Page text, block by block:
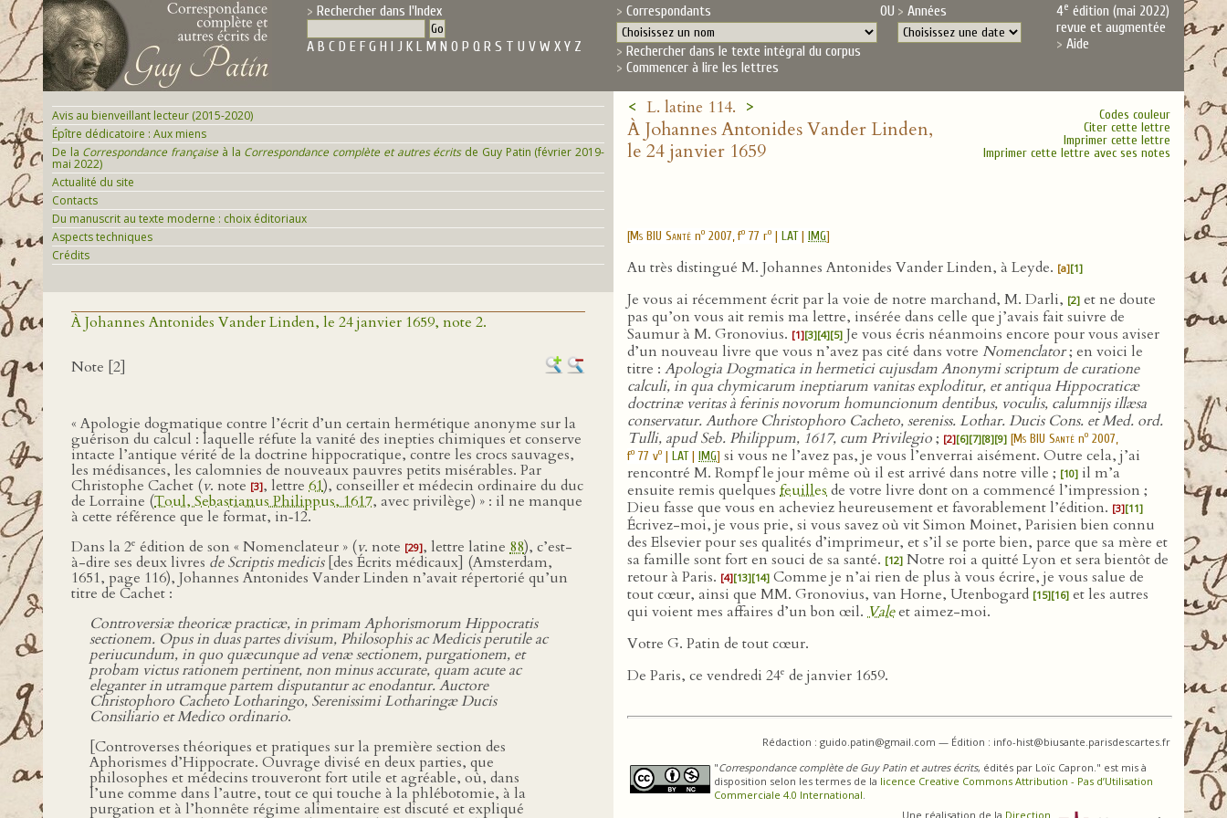
Rechercher dans l'Index
A B C D E F G H I J K L M N O P Q R S T U V W X Y Z
Correspondants OU Années
Rechercher dans le texte intégral du corpus
Commencer à lire les lettres
4e édition (mai 2022)
revue et augmentée
Aide